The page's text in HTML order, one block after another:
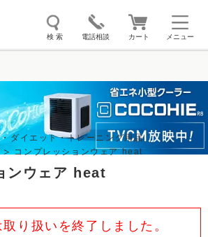
メニュー
検 索 電話相談 カート
ここひえ 枕
キングプロ 補聴器 マイキュット
コン オーラルスマイル
ダイエット・トレーニング用品
コンプレッションウェア heat
ンウェア heat
り扱いを終了しました。